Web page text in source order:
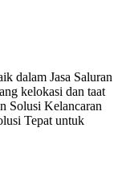
dalam Jasa Saluran
kelokasi dan taat
Solusi Kelancaran
Tepat untuk